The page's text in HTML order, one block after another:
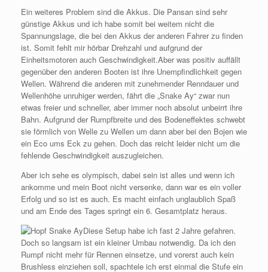
Ein weiteres Problem sind die Akkus. Die Pansan sind sehr
günstige Akkus und ich habe somit bei weitem nicht die
Spannungslage, die bei den Akkus der anderen Fahrer zu finden
ist. Somit fehlt mir hörbar Drehzahl und aufgrund der
Einheitsmotoren auch Geschwindigkeit.Aber was positiv auffällt
gegenüber den anderen Booten ist ihre Unempfindlichkeit gegen
Wellen. Während die anderen mit zunehmender Renndauer und
Wellenhöhe unruhiger werden, fährt die „Snake Ay“ zwar nun
etwas freier und schneller, aber immer noch absolut unbeirrt ihre
Bahn. Aufgrund der Rumpfbreite und des Bodeneffektes schwebt
sie förmlich von Welle zu Wellen um dann aber bei den Bojen wie
ein Eco ums Eck zu gehen. Doch das reicht leider nicht um die
fehlende Geschwindigkeit auszugleichen.
Aber ich sehe es olympisch, dabei sein ist alles und wenn ich
ankomme und mein Boot nicht versenke, dann war es ein voller
Erfolg und so ist es auch. Es macht einfach unglaublich Spaß
und am Ende des Tages springt ein 6. Gesamtplatz heraus.
Diese Setup habe ich fast 2 Jahre gefahren.
Doch so langsam ist ein kleiner Umbau notwendig. Da ich den
Rumpf nicht mehr für Rennen einsetze, und vorerst auch kein
Brushless einziehen soll, spachtele ich erst einmal die Stufe ein